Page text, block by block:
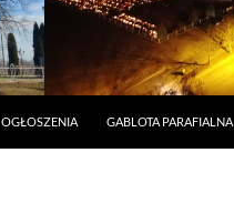
OGŁOSZENIA
GABLOTA PARAFIALNA